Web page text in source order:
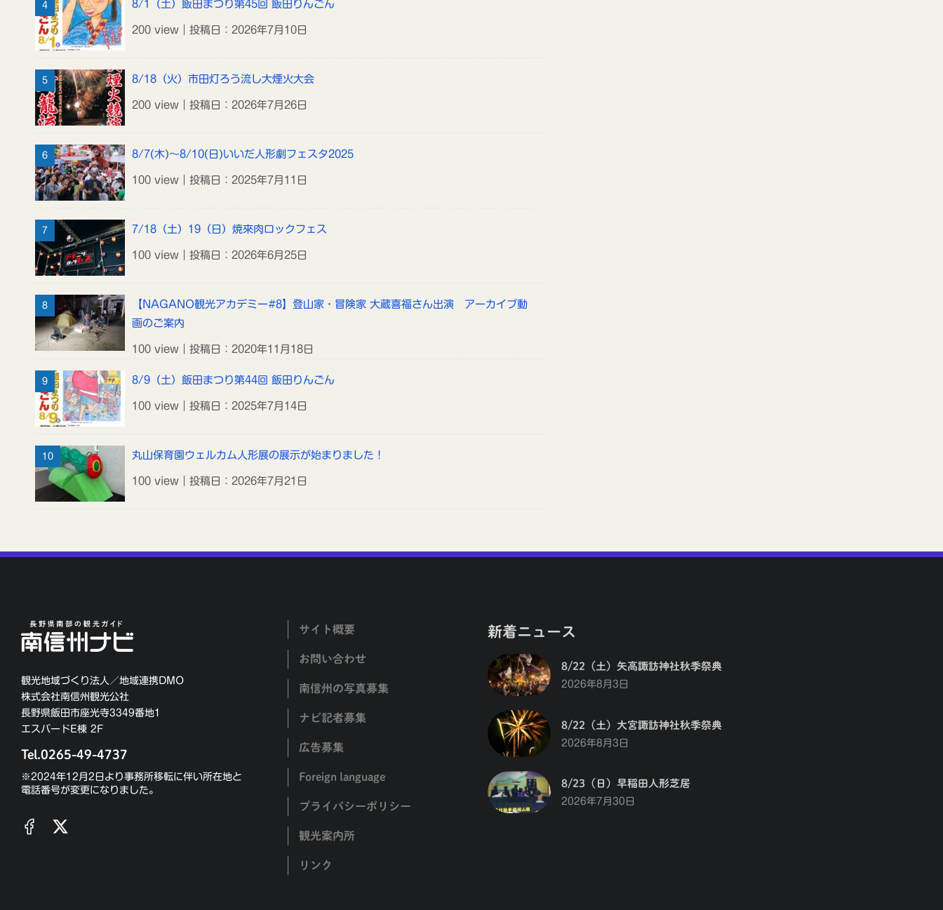
8/1（土）飯田まつり第45回 飯田りんごん
200 view｜投稿日：2026年7月10日
8/18（火）市田灯ろう流し大煙火大会
200 view｜投稿日：2026年7月26日
8/7(木)～8/10(日)いいだ人形劇フェスタ2025
100 view｜投稿日：2025年7月11日
7/18（土）19（日）焼來肉ロックフェス
100 view｜投稿日：2026年6月25日
【NAGANO観光アカデミー#8】登山家・冒険家 大蔵喜福さん出演 アーカイブ動
画のご案内
100 view｜投稿日：2020年11月18日
8/9（土）飯田まつり第44回 飯田りんごん
100 view｜投稿日：2025年7月14日
丸山保育園ウェルカム人形展の展示が始まりました！
100 view｜投稿日：2026年7月21日
観光地域づくり法人／地域連携DMO
株式会社南信州観光公社
長野県飯田市座光寺3349番地1
エスバードE棟 2F
Tel.0265-49-4737
※2024年12月2日より事務所移転に伴い所在地と
電話番号が変更になりました。
サイト概要
お問い合わせ
南信州の写真募集
ナビ記者募集
広告募集
Foreign language
プライバシーポリシー
観光案内所
リンク
新着ニュース
8/22（土）矢高諏訪神社秋季祭典
2026年8月3日
8/22（土）大宮諏訪神社秋季祭典
2026年8月3日
8/23（日）早稲田人形芝居
2026年7月30日